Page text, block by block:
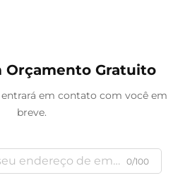
personalizado de caixas
atacado.
Orçamento Gratuito
em contato com você em
breve.
0/100